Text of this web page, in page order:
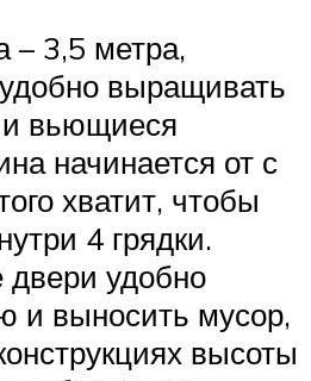
– 3,5 метра,
выращивать
вьющиеся
начинается от с
хватит, чтобы
4 грядки.
удобно
и выносить мусор,
высоты